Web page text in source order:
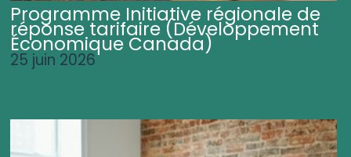
Programme Initiative régionale de
réponse tarifaire (Développement
Économique Canada)
25 juin 2026